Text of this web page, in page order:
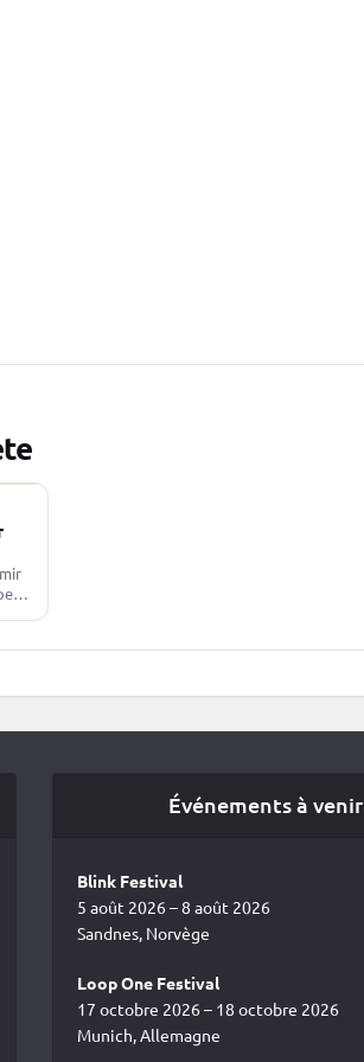
Événements à venir
Blink Festival
5 août 2026 – 8 août 2026
Sandnes, Norvège
Loop One Festival
17 octobre 2026 – 18 octobre 2026
Munich, Allemagne